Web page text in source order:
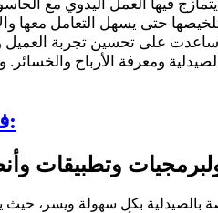
فيها العمل اليدوي مع
على تحسين تجربة العميل
ومعرفة الأرباح
فوائد برامج الكاشير والمحاسبية للصيدليات:
بالصيدلية بكل سهولة ويسر،